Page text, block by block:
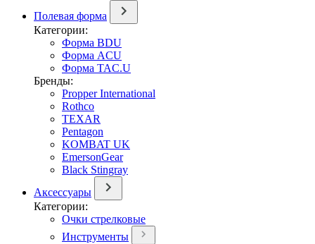
Полевая форма
Категории:
Форма BDU
Форма ACU
Форма TAC.U
Бренды:
Propper International
Rothco
TEXAR
Pentagon
KOMBAT UK
EmersonGear
Black Stingray
Аксессуары
Категории:
Очки стрелковые
Инструменты